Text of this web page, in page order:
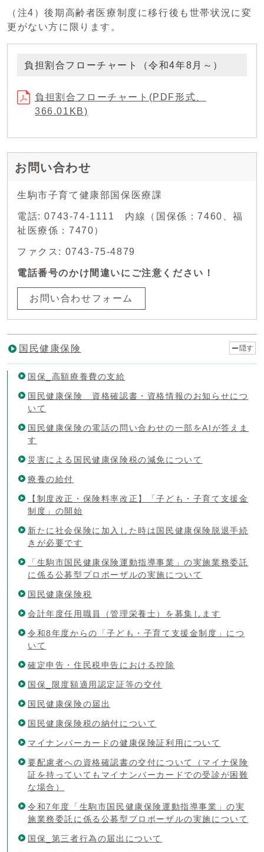
（注4）後期高齢者医療制度に移行後も世帯状況に変
更がない方に限ります。
負担割合フローチャート（令和4年8月～）
負担割合フローチャート(PDF形式、
366.01KB)
お問い合わせ
生駒市子育て健康部国保医療課
電話: 0743-74-1111 内線（国保係：7460、福
祉医療係：7470）
ファクス: 0743-75-4879
電話番号のかけ間違いにご注意ください！
お問い合わせフォーム
国民健康保険 隠す
国保_高額療養費の支給
国民健康保険 資格確認書・資格情報のお知らせにつ
いて
国民健康保険の電話の問い合わせの一部をAIが答えま
す
災害による国民健康保険税の減免について
療養の給付
【制度改正・保険料率改正】「子ども・子育て支援金
制度」の開始
新たに社会保険に加入した時は国民健康保険脱退手続
きが必要です
「生駒市国民健康保険運動指導事業」の実施業務委託
に係る公募型プロポーザルの実施について
国民健康保険税
会計年度任用職員（管理栄養士）を募集します
令和8年度からの「子ども・子育て支援金制度」につ
いて
確定申告・住民税申告における控除
国保_限度額適用認定証等の交付
国民健康保険の届出
国民健康保険税の納付について
マイナンバーカードの健康保険証利用について
要配慮者への資格確認書の交付について（マイナ保険
証を持っていてもマイナンバーカードでの受診が困難
な場合）
令和7年度「生駒市国民健康保険運動指導事業」の実
施業務委託に係る公募型プロポーザルの実施について
国保_第三者行為の届出について